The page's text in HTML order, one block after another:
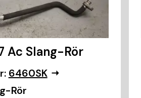
Ac Slang-Rör
6460SK
Rör